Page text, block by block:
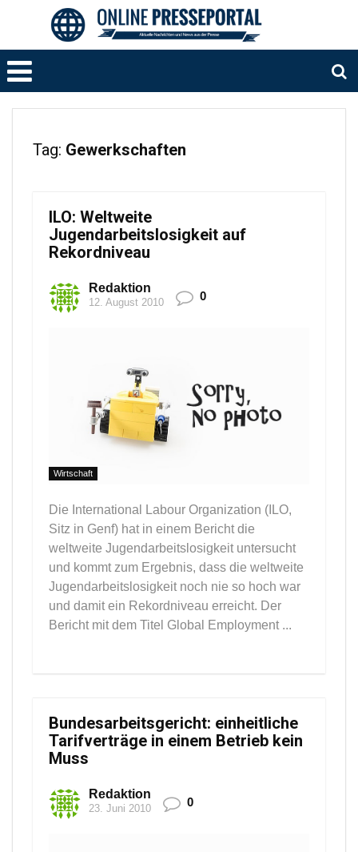
Tag: Gewerkschaften
ILO: Weltweite
Jugendarbeitslosigkeit auf
Rekordniveau
Redaktion
12. August 2010 0
Wirtschaft
Die International Labour Organization (ILO,
Sitz in Genf) hat in einem Bericht die
weltweite Jugendarbeitslosigkeit untersucht
und kommt zum Ergebnis, dass die weltweite
Jugendarbeitslosigkeit noch nie so hoch war
und damit ein Rekordniveau erreicht. Der
Bericht mit dem Titel Global Employment ...
Bundesarbeitsgericht: einheitliche
Tarifverträge in einem Betrieb kein
Muss
Redaktion
23. Juni 2010 0